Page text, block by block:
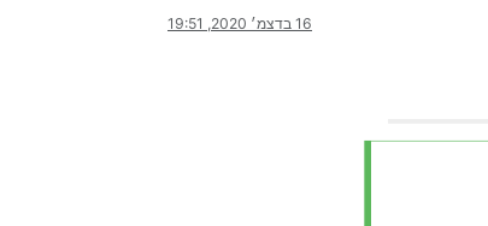
16 בדצמ׳ 2020, 19:51